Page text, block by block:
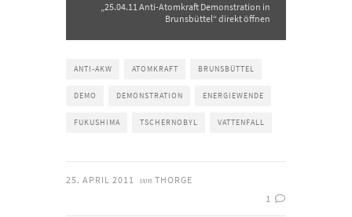
„25.04.11 Anti-Atomkraft Demonstration in
Brunsbüttel“ direkt öffnen
ANTI-AKW ATOMKRAFT BRUNSBÜTTEL
DEMO DEMONSTRATION ENERGIEWENDE
FUKUSHIMA TSCHERNOBYL VATTENFALL
25. APRIL 2011 von THORGE
1